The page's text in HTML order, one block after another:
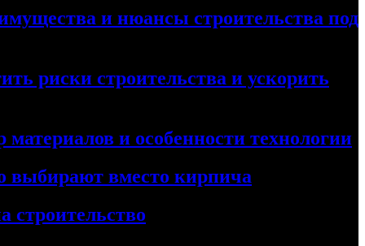
и нюансы строительства под
риски строительства и ускорить
и особенности технологии
выбирают вместо кирпича
строительство